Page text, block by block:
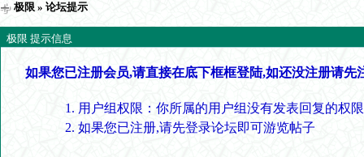
极限 » 论坛提示
极限 提示信息
如果您已注册会员,请直接在底下框框登陆,如还没注册请先
用户组权限：你所属的用户组没有发表回复的权
如果您已注册,请先登录论坛即可游览帖子